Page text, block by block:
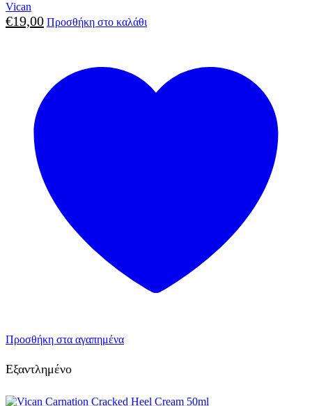
Vican
€19,00 Προσθήκη στο καλάθι
Προσθήκη στα αγαπημένα
Εξαντλημένο